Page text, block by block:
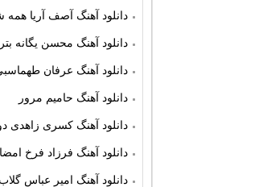
دانلود آهنگ آصف آریا همه
دانلود آهنگ محسن یگانه
دانلود آهنگ عرفان
دانلود آهنگ حامیم مرور
دانلود آهنگ کسری زاهدی
دانلود آهنگ فرزاد فرخ
دانلود آهنگ امیر عباس گلاب